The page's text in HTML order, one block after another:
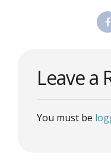
Leave a
You must be